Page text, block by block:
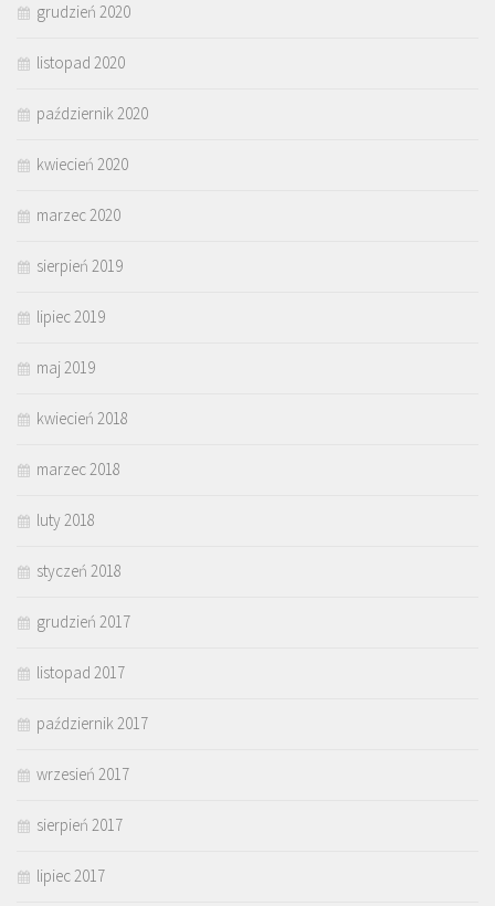
grudzień 2020
listopad 2020
październik 2020
kwiecień 2020
marzec 2020
sierpień 2019
lipiec 2019
maj 2019
kwiecień 2018
marzec 2018
luty 2018
styczeń 2018
grudzień 2017
listopad 2017
październik 2017
wrzesień 2017
sierpień 2017
lipiec 2017